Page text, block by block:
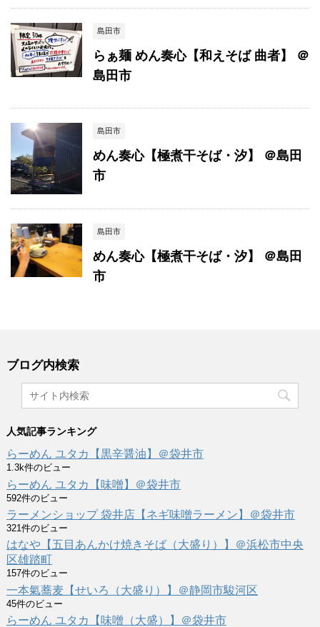
島田市
らぁ麺 めん奏心【和えそば 曲者】 ＠
島田市
島田市
めん奏心【極煮干そば・汐】 ＠島田
市
島田市
めん奏心【極煮干そば・汐】 ＠島田
市
ブログ内検索
人気記事ランキング
らーめん ユタカ【黒辛醤油】＠袋井市
1.3k件のビュー
らーめん ユタカ【味噌】＠袋井市
592件のビュー
ラーメンショップ 袋井店【ネギ味噌ラーメン】＠袋井市
321件のビュー
はなや【五目あんかけ焼きそば（大盛り）】＠浜松市中央
区雄踏町
157件のビュー
一本氣蕎麦【せいろ（大盛り）】＠静岡市駿河区
45件のビュー
らーめん ユタカ【味噌（大盛）】＠袋井市